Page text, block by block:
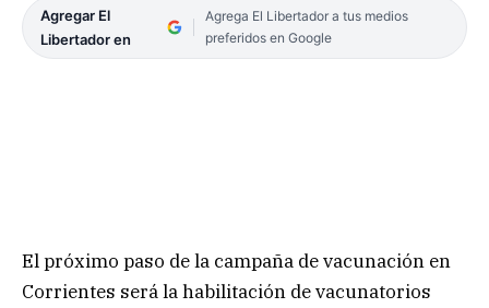
Agregar El
Libertador en
Agrega El Libertador a tus medios
preferidos en Google
El próximo paso de la campaña de vacunación en
Corrientes será la habilitación de vacunatorios